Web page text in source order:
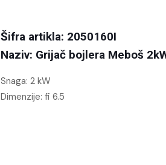
Šifra artikla: 2050160I
Naziv: Grijač bojlera Meboš
Snaga: 2 kW
Dimenzije: fi 6.5